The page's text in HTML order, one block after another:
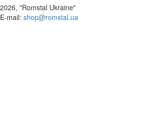
2026, "Romstal Ukraine"
​E-mail: shop@romstal.ua